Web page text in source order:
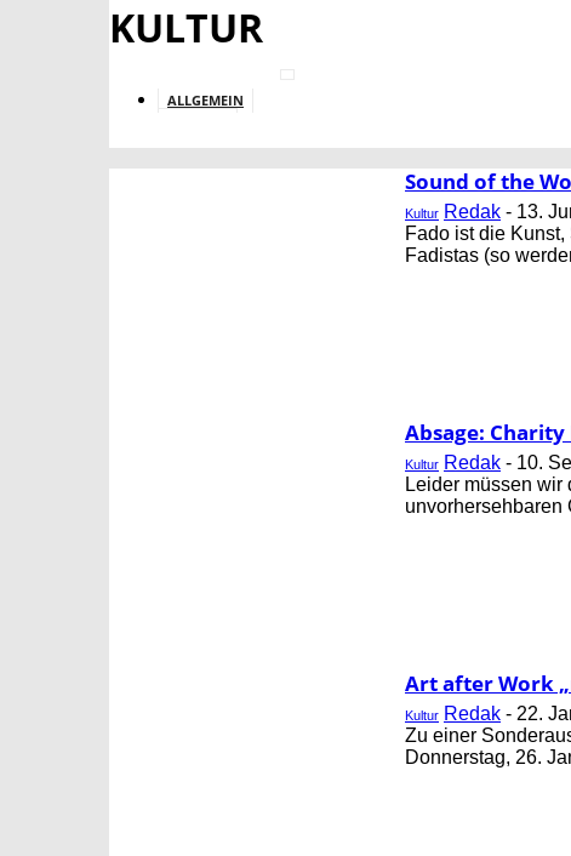
KULTUR
ALLGEMEIN
CORNING
FB GESUNDHEIT
Sound of the
Kultur Redak - 13.
Fado ist die
Fadistas (so
Absage:
Kultur Redak - 10.
Leider müssen
unvorhersehbaren
Art after Work
Kultur Redak - 22.
Zu einer
Donnerstag, 26.